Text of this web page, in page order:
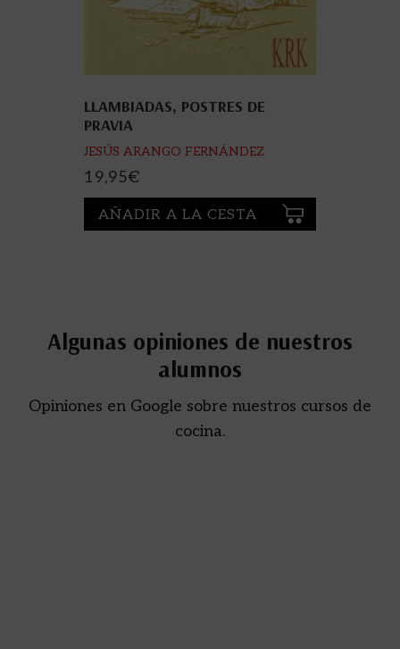
LLAMBIADAS, POSTRES DE
PRAVIA
JESÚS ARANGO FERNÁNDEZ
19,95€
AÑADIR A LA CESTA
Algunas opiniones de nuestros
alumnos
Opiniones en Google sobre nuestros cursos de
cocina.